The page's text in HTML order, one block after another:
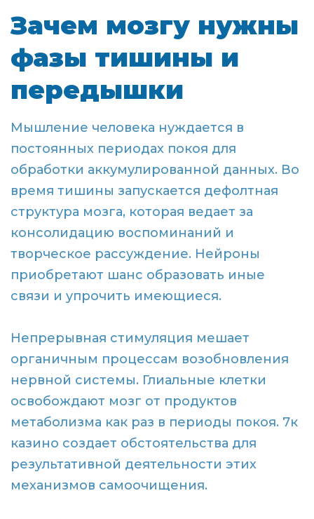
Зачем мозгу нужны
фазы тишины и
передышки
Мышление человека нуждается в
постоянных периодах покоя для
обработки аккумулированной данных. Во
время тишины запускается дефолтная
структура мозга, которая ведает за
консолидацию воспоминаний и
творческое рассуждение. Нейроны
приобретают шанс образовать иные
связи и упрочить имеющиеся.
Непрерывная стимуляция мешает
органичным процессам возобновления
нервной системы. Глиальные клетки
освобождают мозг от продуктов
метаболизма как раз в периоды покоя. 7к
казино создает обстоятельства для
результативной деятельности этих
механизмов самоочищения.